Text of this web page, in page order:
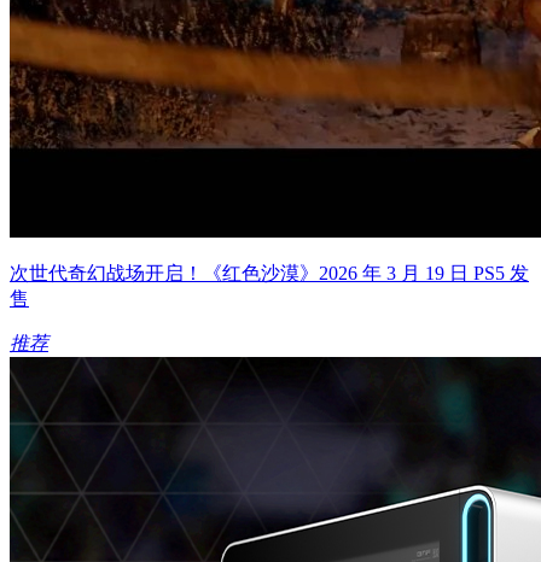
次世代奇幻战场开启！《红色沙漠》2026 年 3 月 19 日 PS5 发
售​
推荐